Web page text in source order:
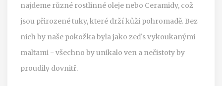
najdeme různé rostlinné oleje nebo Ceramidy, což
jsou přirozené tuky, které drží kůži pohromadě. Bez
nich by naše pokožka byla jako zeď s vykoukanými
maltami - všechno by unikalo ven a nečistoty by
proudily dovnitř.